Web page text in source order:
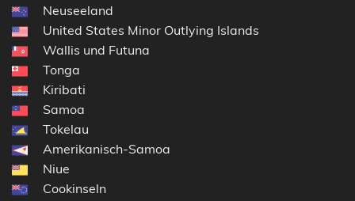
Neuseeland
United States Minor Outlying Islands
Wallis und Futuna
Tonga
Kiribati
Samoa
Tokelau
Amerikanisch-Samoa
Niue
Cookinseln